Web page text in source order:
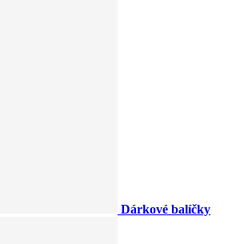
Dárkové balíčky